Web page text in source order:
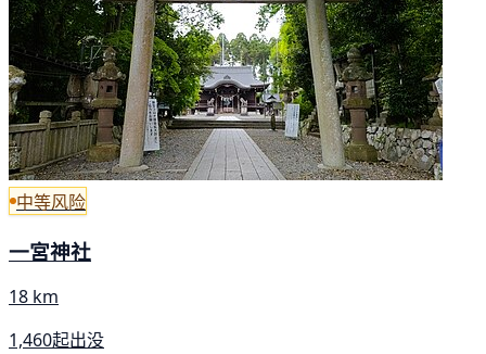
中等风险
一宮神社
18 km
1,460起出没